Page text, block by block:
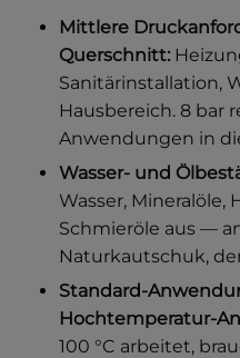
Mittlere
Querschnitt:
Sanitärinstallation,
Hausbereich. 8 bar
Anwendungen in
Wasser- und
Wasser, Mineralöle,
Schmieröle aus —
Naturkautschuk,
Standard-
Hochtemperatur-
100 °C arbeitet,